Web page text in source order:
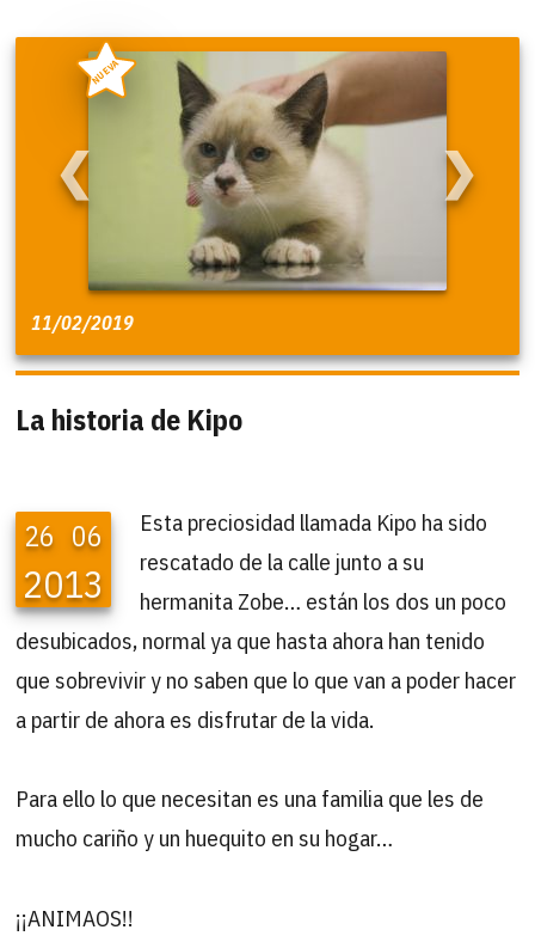
❮ ❯
NUEVA
11/02/2019
La historia de Kipo
26 06
2013
Esta preciosidad llamada Kipo ha sido
rescatado de la calle junto a su
hermanita Zobe… están los dos un poco
desubicados, normal ya que hasta ahora han tenido
que sobrevivir y no saben que lo que van a poder hacer
a partir de ahora es disfrutar de la vida.
Para ello lo que necesitan es una familia que les de
mucho cariño y un huequito en su hogar…
¡¡ANIMAOS!!